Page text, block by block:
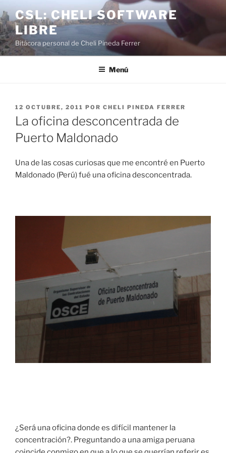
al
contenido
CSL: CHELI SOFTWARE
LIBRE
Bitácora personal de Cheli Pineda Ferrer
Menú
PUBLICADO
EL
12 OCTUBRE, 2011 POR CHELI PINEDA FERRER
La oficina desconcentrada de
Puerto Maldonado
Una de las cosas curiosas que me encontré en Puerto
Maldonado (Perú) fué una oficina desconcentrada.
¿Será una oficina donde es difícil mantener la
concentración?. Preguntando a una amiga peruana